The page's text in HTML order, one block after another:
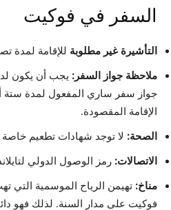
السفر في فوكيت
التأشيرة غير مطلوبة للإقامة لمدة تصل
ملاحظة جواز السفر: يجب أن يكون
جواز سفر ساري المفعول لمدة ستة
الإقامة المقصودة.
الصحة: لا توجد شهادات تطعيم خاصة
الاتصالات: رمز الوصول الدولي لتايلاند
مناخ: تهيمن الرياح الموسمية
فوكيت على مدار السنة. لذلك فهو